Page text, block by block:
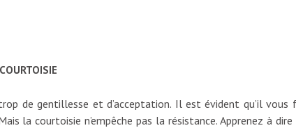
de gentillesse et d’acceptation. Il est évident qu’il vous
la courtoisie n’empêche pas la résistance. Apprenez à dire